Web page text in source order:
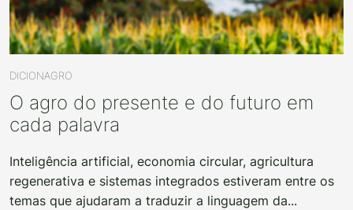
DICIONAGRO
O agro do presente e do futuro em
cada palavra
Inteligência artificial, economia circular, agricultura
regenerativa e sistemas integrados estiveram entre os
temas que ajudaram a traduzir a linguagem da...